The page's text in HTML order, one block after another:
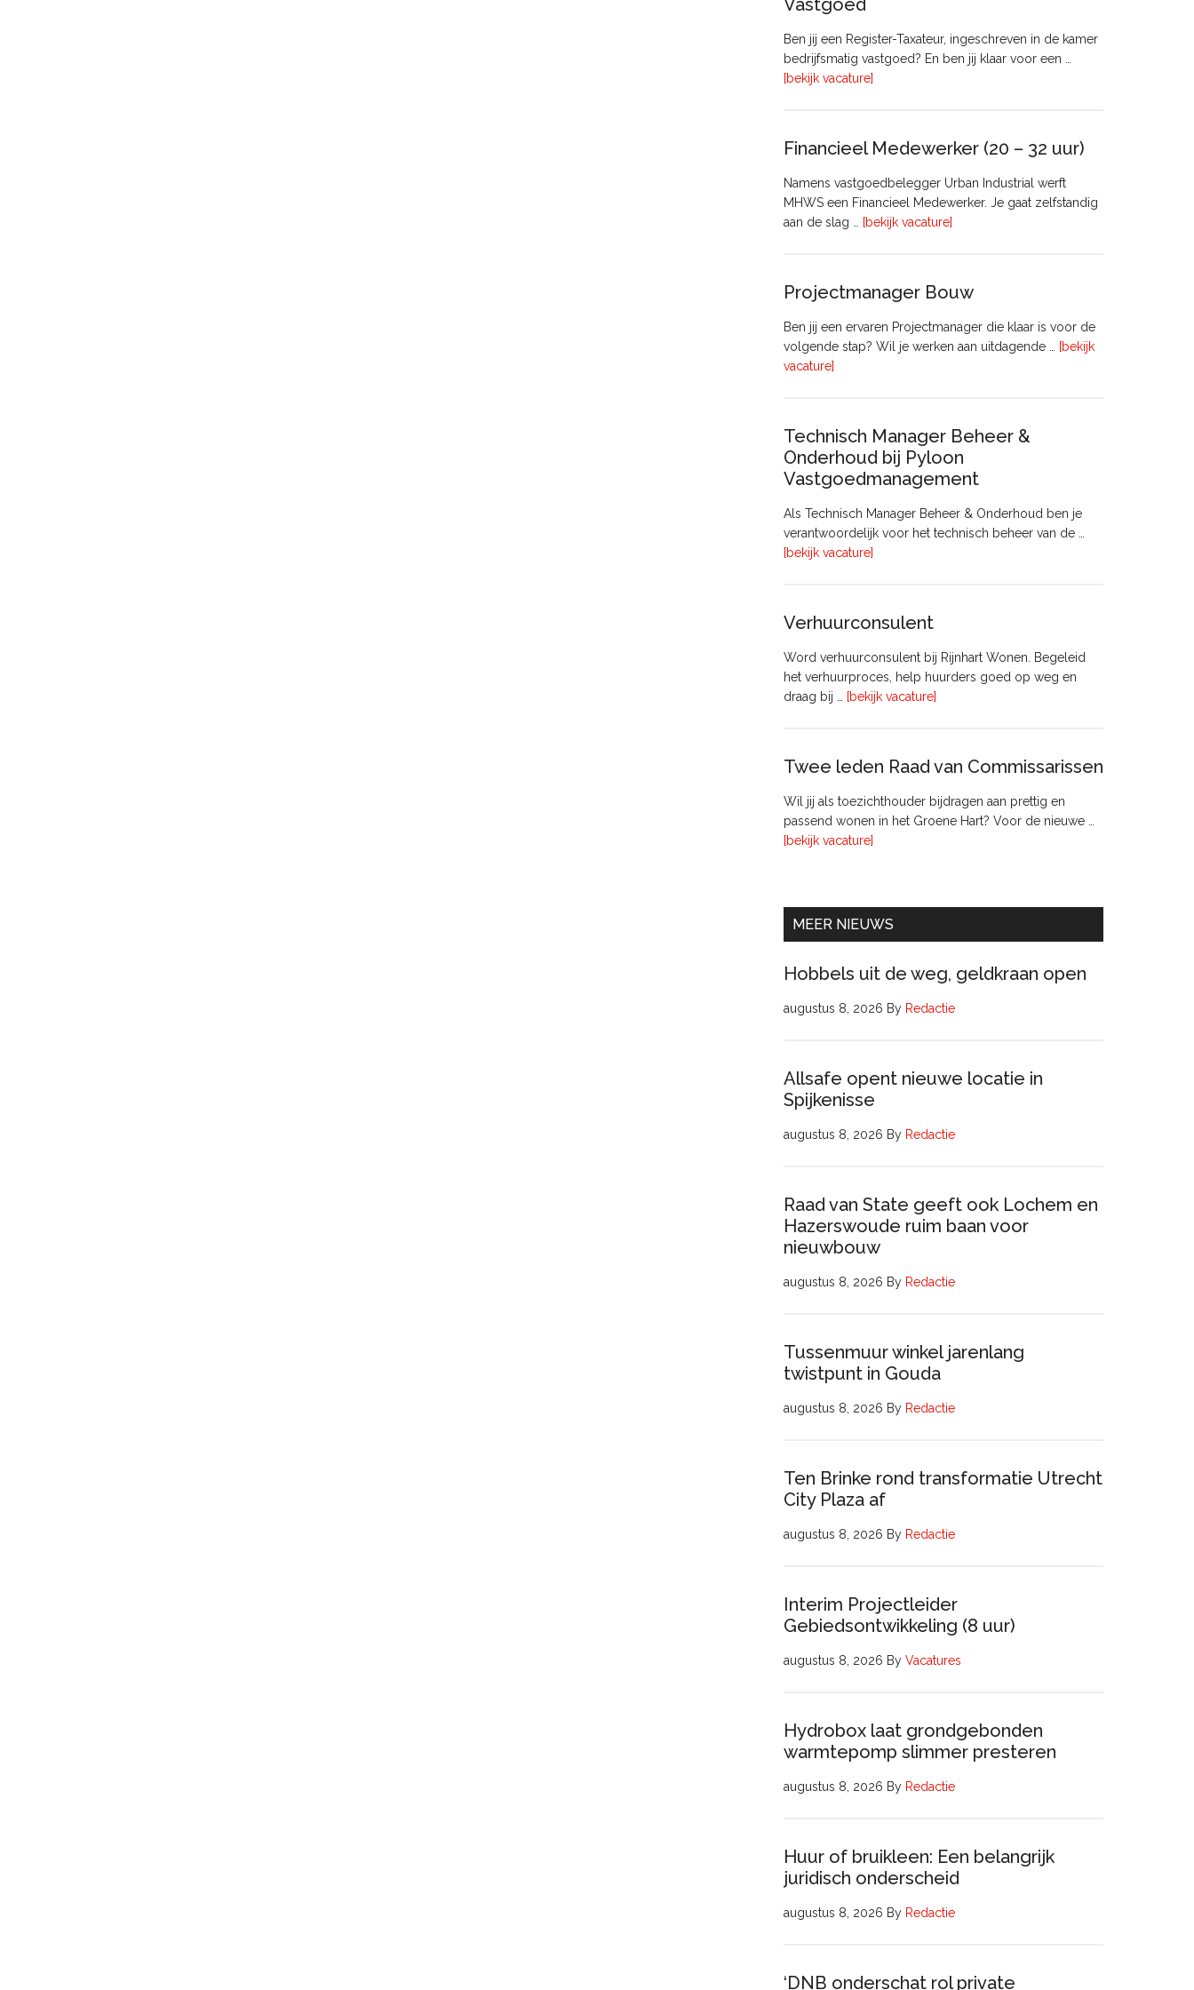
Vastgoed
Ben jij een Register-Taxateur, ingeschreven in de kamer
bedrijfsmatig vastgoed? En ben jij klaar voor een …
[bekijk vacature]
Financieel Medewerker (20 – 32 uur)
Namens vastgoedbelegger Urban Industrial werft
MHWS een Financieel Medewerker. Je gaat zelfstandig
aan de slag …
[bekijk vacature]
32
Projectmanager Bouw
Ben jij een ervaren Projectmanager die klaar is voor de
volgende stap? Wil je werken aan uitdagende …
[bekijk
vacature]
Technisch Manager Beheer &
Onderhoud bij Pyloon
Vastgoedmanagement
Als Technisch Manager Beheer & Onderhoud ben je
verantwoordelijk voor het technisch beheer van de …
[bekijk vacature]
Onderhoud
Pyloon
Vastgoedmanagement
Verhuurconsulent
Word verhuurconsulent bij Rijnhart Wonen. Begeleid
het verhuurproces, help huurders goed op weg en
draag bij …
[bekijk vacature]
Twee leden Raad van Commissarissen
Wil jij als toezichthouder bijdragen aan prettig en
passend wonen in het Groene Hart? Voor de nieuwe …
[bekijk vacature]
Commissarissen
MEER NIEUWS
Hobbels uit de weg, geldkraan open
augustus 8, 2026 By Redactie
Allsafe opent nieuwe locatie in
Spijkenisse
augustus 8, 2026 By Redactie
Raad van State geeft ook Lochem en
Hazerswoude ruim baan voor
nieuwbouw
augustus 8, 2026 By Redactie
Tussenmuur winkel jarenlang
twistpunt in Gouda
augustus 8, 2026 By Redactie
Ten Brinke rond transformatie Utrecht
City Plaza af
augustus 8, 2026 By Redactie
Interim Projectleider
Gebiedsontwikkeling (8 uur)
augustus 8, 2026 By Vacatures
Hydrobox laat grondgebonden
warmtepomp slimmer presteren
augustus 8, 2026 By Redactie
Huur of bruikleen: Een belangrijk
juridisch onderscheid
augustus 8, 2026 By Redactie
‘DNB onderschat rol private